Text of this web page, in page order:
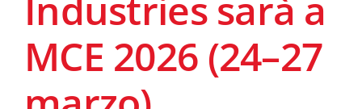
MCE 2026 (24–27